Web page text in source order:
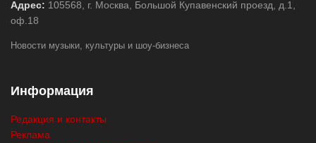
Адрес: 105568, г. Москва, Большой Купавенский проезд, д.1,
оф.18
Новости музыки, культуры и шоу-бизнеса
Информация
Редакция и контакты
Реклама